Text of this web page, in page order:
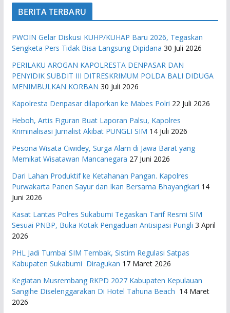
BERITA TERBARU
PWOIN Gelar Diskusi KUHP/KUHAP Baru 2026, Tegaskan
Sengketa Pers Tidak Bisa Langsung Dipidana 30 Juli 2026
PERILAKU AROGAN KAPOLRESTA DENPASAR DAN
PENYIDIK SUBDIT III DITRESKRIMUM POLDA BALI DIDUGA
MENIMBULKAN KORBAN 30 Juli 2026
Kapolresta Denpasar dilaporkan ke Mabes Polri 22 Juli 2026
Heboh, Artis Figuran Buat Laporan Palsu, Kapolres
Kriminalisasi Jurnalist Akibat PUNGLI SIM 14 Juli 2026
Pesona Wisata Ciwidey, Surga Alam di Jawa Barat yang
Memikat Wisatawan Mancanegara 27 Juni 2026
Dari Lahan Produktif ke Ketahanan Pangan. Kapolres
Purwakarta Panen Sayur dan Ikan Bersama Bhayangkari 14
Juni 2026
Kasat Lantas Polres Sukabumi Tegaskan Tarif Resmi SIM
Sesuai PNBP, Buka Kotak Pengaduan Antisipasi Pungli 3 April
2026
PHL Jadi Tumbal SIM Tembak, Sistim Regulasi Satpas
Kabupaten Sukabumi Diragukan 17 Maret 2026
Kegiatan Musrembang RKPD 2027 ​Kabupaten Kepulauan
Sangihe Diselenggarakan Di Hotel Tahuna Beach 14 Maret
2026